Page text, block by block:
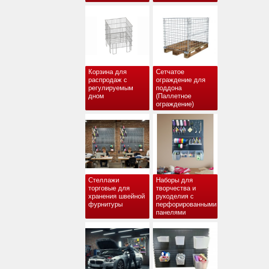
Корзина для
распродаж с
регулируемым
дном
Сетчатое
ограждение для
поддона
(Паллетное
ограждение)
Стеллажи
торговые для
хранения швейной
фурнитуры
Наборы для
творчества и
рукоделия с
перфорированными
панелями